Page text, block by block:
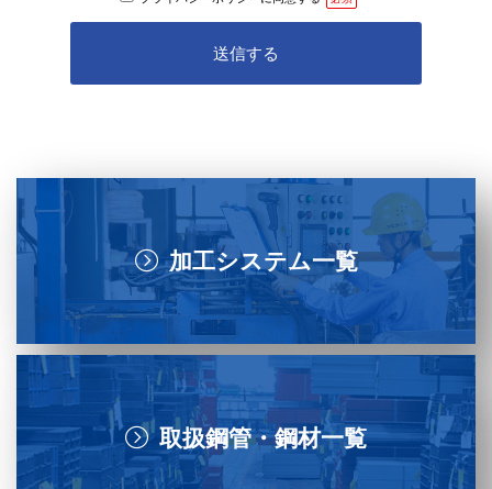
加工システム一覧
取扱鋼管・鋼材一覧